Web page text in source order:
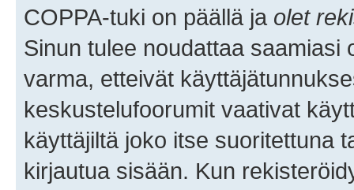
COPPA-tuki on päällä ja olet
Sinun tulee noudattaa saamiasi
varma, etteivät
keskustelufoorumit vaativat
käyttäjiltä joko itse suoritettuna
kirjautua sisään. Kun